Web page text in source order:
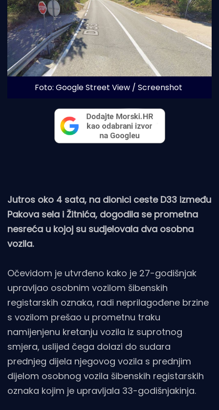
Foto: Google Street View / Screenshot
Jutros oko 4 sata, na dionici ceste D33 između
Pakova sela i Žitnića, dogodila se prometna
nesreća u kojoj su sudjelovala dva osobna
vozila.
Očevidom je utvrđeno kako je 27-godišnjak
upravljao osobnim vozilom šibenskih
registarskih oznaka, radi neprilagođene brzine
s vozilom prešao u prometnu traku
namijenjenu kretanju vozila iz suprotnog
smjera, uslijed čega dolazi do sudara
prednjeg dijela njegovog vozila s prednjim
dijelom osobnog vozila šibenskih registarskih
oznaka kojim je upravljala 33-godišnjakinja.